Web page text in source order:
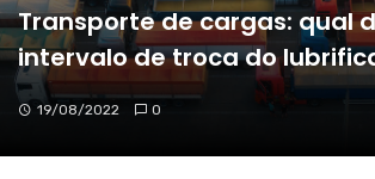
Transporte de cargas: qual
intervalo de troca do
19/08/2022 0